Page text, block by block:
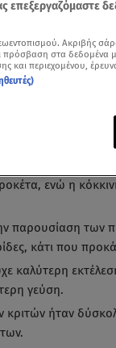
ενώ η
παρουσίαση των
κάτι που
καλύτερη
γεύση.
ήταν
επεξεργαζόμαστε
Ακριβής
στα δεδομένα
και περιεχομένου,